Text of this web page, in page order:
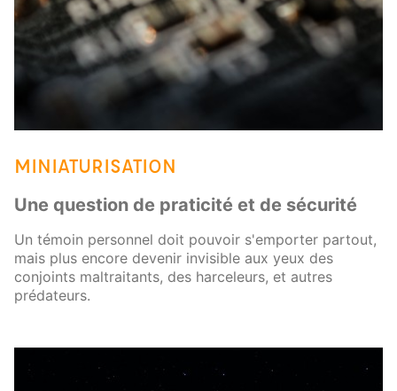
MINIATURISATION
Une question de praticité et de sécurité
Un témoin personnel doit pouvoir s'emporter partout,
mais plus encore devenir invisible aux yeux des
conjoints maltraitants, des harceleurs, et autres
prédateurs.